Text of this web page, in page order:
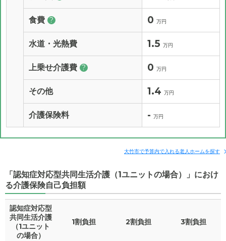
食費 ? 0 万円
水道・光熱費 1.5 万円
上乗せ介護費 ? 0 万円
その他 1.4 万円
介護保険料 - 万円
大竹市で予算内で入れる老人ホームを探す
「認知症対応型共同生活介護（1ユニットの場合）」におけ
る介護保険自己負担額
認知症対応型
共同生活介護
（1ユニット
の場合）
1割負担 2割負担 3割負担